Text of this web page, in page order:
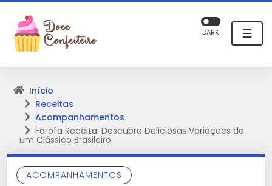
☰
DARK
Início
Receitas
Acompanhamentos
Farofa Receita: Descubra Deliciosas Variações de
um Clássico Brasileiro
ACOMPANHAMENTOS